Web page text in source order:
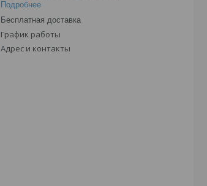
Подробнее
Бесплатная доставка
График работы
Адрес и контакты